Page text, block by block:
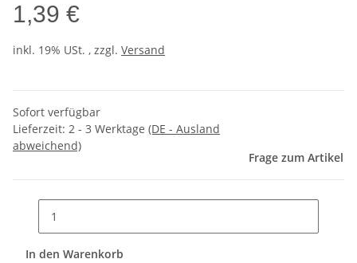
1,39 €
inkl. 19% USt. , zzgl. Versand
Sofort verfügbar
Lieferzeit: 2 - 3 Werktage (DE - Ausland
abweichend)
Frage zum Artikel
In den Warenkorb